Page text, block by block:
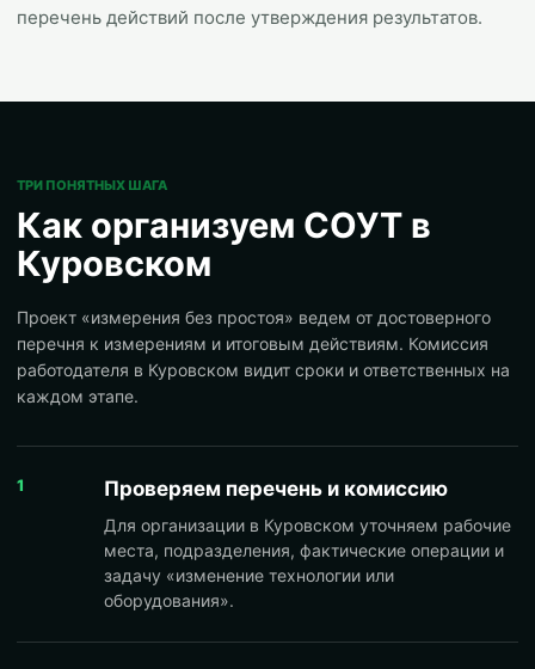
перечень действий после утверждения результатов.
ТРИ ПОНЯТНЫХ ШАГА
Как организуем СОУТ в
Куровском
Проект «измерения без простоя» ведем от достоверного
перечня к измерениям и итоговым действиям. Комиссия
работодателя в Куровском видит сроки и ответственных на
каждом этапе.
1 Проверяем перечень и комиссию
Для организации в Куровском уточняем рабочие
места, подразделения, фактические операции и
задачу «изменение технологии или
оборудования».